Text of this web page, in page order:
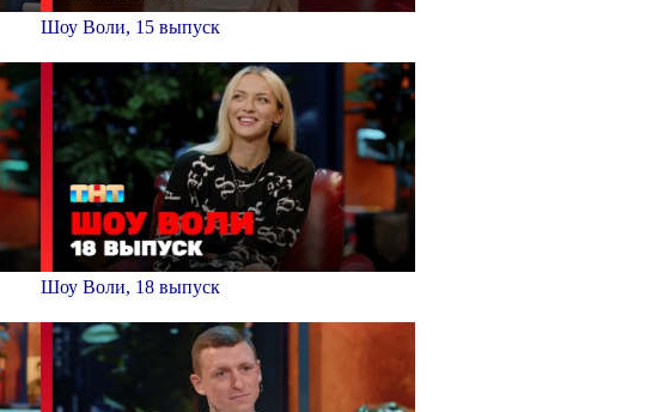
Шоу Воли, 15 выпуск
Шоу Воли, 18 выпуск